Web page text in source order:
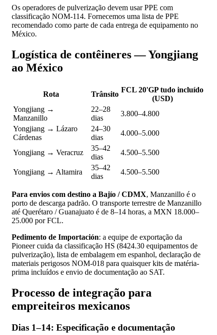
Os operadores de pulverização devem usar PPE com
classificação NOM-114. Fornecemos uma lista de PPE
recomendado como parte de cada entrega de equipamento no
México.
Logística de contêineres — Yongjiang
ao México
Rota Trânsito
FCL 20'GP tudo incluído
(USD)
Yongjiang →
Manzanillo
22–28
dias
3.800–4.800
Yongjiang → Lázaro
Cárdenas
24–30
dias
4.000–5.000
Yongjiang → Veracruz
35–42
dias
4.500–5.500
Yongjiang → Altamira
35–42
dias
4.500–5.500
Para envios com destino a Bajío / CDMX, Manzanillo é o
porto de descarga padrão. O transporte terrestre de Manzanillo
até Querétaro / Guanajuato é de 8–14 horas, a MXN 18.000–
25.000 por FCL.
Pedimento de Importación: a equipe de exportação da
Pioneer cuida da classificação HS (8424.30 equipamentos de
pulverização), lista de embalagem em espanhol, declaração de
materiais perigosos NOM-018 para quaisquer kits de matéria-
prima incluídos e envio de documentação ao SAT.
Processo de integração para
empreiteiros mexicanos
Dias 1–14: Especificação e documentação